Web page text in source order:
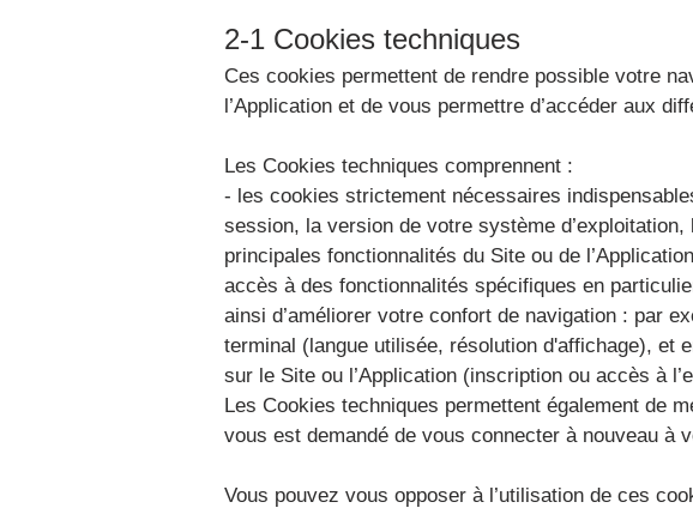
2-1 Cookies techniques
Ces cookies permettent de rendre possible votre
l’Application et de vous permettre d’accéder aux
Les Cookies techniques comprennent :
- les cookies strictement nécessaires
session, la version de votre système
principales fonctionnalités du Site ou de
accès à des fonctionnalités spécifiques en
ainsi d’améliorer votre confort de navigation : par
terminal (langue utilisée, résolution d'affichage), et
sur le Site ou l’Application (inscription ou accès à
Les Cookies techniques permettent également de
vous est demandé de vous connecter à nouveau à
Vous pouvez vous opposer à l’utilisation de ces